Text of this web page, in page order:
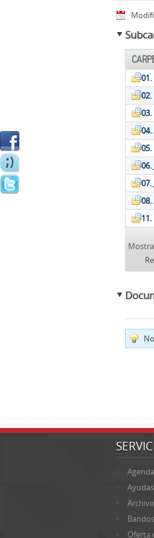
01.
02.
03.
04.
05.
06.
07.
08.
11.
Agenda
Oferta